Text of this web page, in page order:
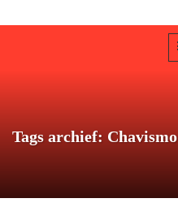
Tags archief: Chavismo